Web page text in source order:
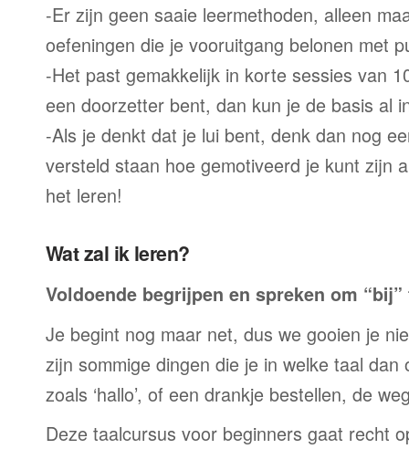
-Er zijn geen saaie leermethoden, alleen
oefeningen die je vooruitgang belonen met
-Het past gemakkelijk in korte sessies van
een doorzetter bent, dan kun je de basis al
-Als je denkt dat je lui bent, denk dan nog
versteld staan hoe gemotiveerd je kunt zijn
het leren!
Wat zal ik leren?
Voldoende begrijpen en spreken om
Je begint nog maar net, dus we gooien je
zijn sommige dingen die je in welke taal dan
zoals ‘hallo’, of een drankje bestellen, de
Deze taalcursus voor beginners gaat recht